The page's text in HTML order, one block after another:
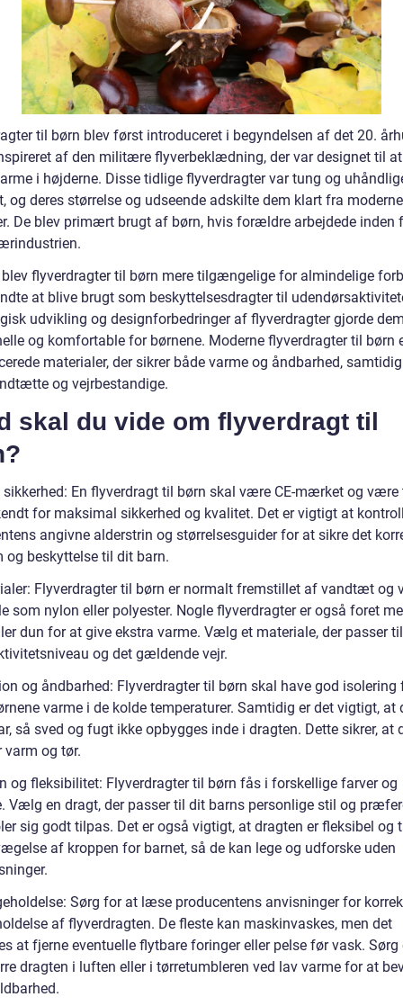
til børn blev først introduceret i begyndelsen af det 20.
af den militære flyverbeklædning, der var designet til
i højderne. Disse tidlige flyverdragter var tung og
og deres størrelse og udseende adskilte dem klart fra moderne
De blev primært brugt af børn, hvis forældre arbejdede inden
blev flyverdragter til børn mere tilgængelige for almindelige
at blive brugt som beskyttelsesdragter til
udvikling og designforbedringer af flyverdragter gjorde
og komfortable for børnene. Moderne flyverdragter til børn
materialer, der sikrer både varme og åndbarhed,
og vejrbestandige.
skal du vide om flyverdragt til
En flyverdragt til børn skal være CE-mærket og være
for maksimal sikkerhed og kvalitet. Det er vigtigt at
angivne alderstrin og størrelsesguider for at sikre det
og beskyttelse til dit barn.
Flyverdragter til børn er normalt fremstillet af vandtæt og
som nylon eller polyester. Nogle flyverdragter er også foret
dun for at give ekstra varme. Vælg et materiale, der passer
og det gældende vejr.
og åndbarhed: Flyverdragter til børn skal have god isolering
varme i de kolde temperaturer. Samtidig er det vigtigt, at
så sved og fugt ikke opbygges inde i dragten. Dette sikrer, at
varm og tør.
og fleksibilitet: Flyverdragter til børn fås i forskellige farver og
Vælg en dragt, der passer til dit barns personlige stil og
sig godt tilpas. Det er også vigtigt, at dragten er fleksibel og
af kroppen for barnet, så de kan lege og udforske uden
Sørg for at læse producentens anvisninger for
af flyverdragten. De fleste kan maskinvaskes, men det
at fjerne eventuelle flytbare foringer eller pelse før vask. Sørg
dragten i luften eller i tørretumbleren ved lav varme for at